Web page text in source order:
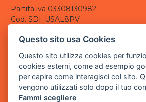
Partita iva 03308130982
Cod. SDI: USAL8PV
CONTATTI
tel.: +39 030 376 2377
tel.: +39 030 336 6259
pec:powergamesrl@legalmail.it
LINK UTILI
Questo sito usa Cookies
Questo sito utilizza cookies per
cookies esterni, come ad esempio
per capire come interagisci col sito.
vengono utilizzati solo dopo il tuo
Fammi scegliere